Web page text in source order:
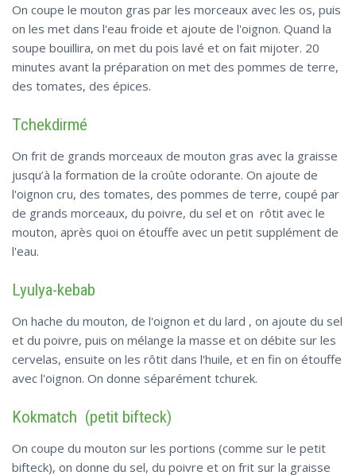
On coupe le mouton gras par les morceaux avec les os, puis
on les met dans l'eau froide et ajoute de l'oignon. Quand la
soupe bouillira, on met du pois lavé et on fait mijoter. 20
minutes avant la préparation on met des pommes de terre,
des tomates, des épices.
Tchekdirmé
On frit de grands morceaux de mouton gras avec la graisse
jusqu’à la formation de la croûte odorante. On ajoute de
l'oignon cru, des tomates, des pommes de terre, coupé par
de grands morceaux, du poivre, du sel et on rôtit avec le
mouton, après quoi on étouffe avec un petit supplément de
l'eau.
Lyulya-kebab
On hache du mouton, de l'oignon et du lard , on ajoute du sel
et du poivre, puis on mélange la masse et on débite sur les
cervelas, ensuite on les rôtit dans l'huile, et en fin on étouffe
avec l'oignon. On donne séparément tchurek.
Kokmatch (petit bifteck)
On coupe du mouton sur les portions (comme sur le petit
bifteck), on donne du sel, du poivre et on frit sur la graisse